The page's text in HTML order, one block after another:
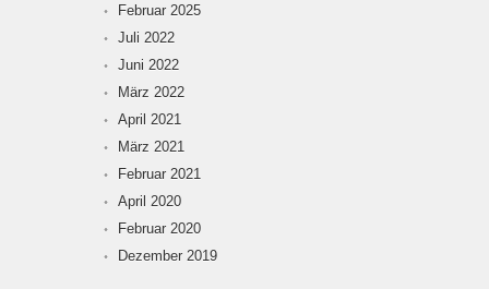
Februar 2025
Juli 2022
Juni 2022
März 2022
April 2021
März 2021
Februar 2021
April 2020
Februar 2020
Dezember 2019